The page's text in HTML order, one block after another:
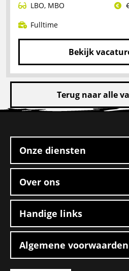
LBO, MBO
Fulltime
Bekijk
Lees
meer
Rangeerder
Boxtel
Terug naar alle
footer
Onze diensten
Over ons
Handige links
Algemene voorwaarden